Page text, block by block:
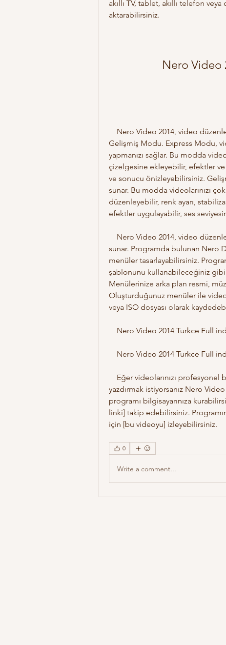
akıllı TV, tablet, akıllı telefon
aktarabilirsiniz.
Nero Video
Gelişmiş Modu. Express Modu,
yapmanızı sağlar. Bu modda
çizelgesine ekleyebilir, efektler
ve sonucu önizleyebilirsiniz.
sunar. Bu modda videolarınızı
düzenleyebilir, renk ayarı,
efektler uygulayabilir, ses
sunar. Programda bulunan Nero
menüler tasarlayabilirsiniz.
şablonunu kullanabileceğiniz
Menülerinize arka plan resmi,
Oluşturduğunuz menüler ile
veya ISO dosyası olarak
Nero Video 2014 Turkce
Nero Video 2014 Turkce
yazdırmak istiyorsanız Nero
programı bilgisayarınıza
linki] takip edebilirsiniz.
için [bu videoyu] izleyebilirsiniz.
0
Write a comment...